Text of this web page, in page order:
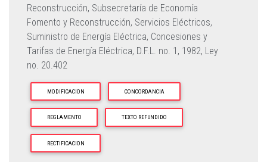
Reconstrucción, Subsecretaría de Economía
Fomento y Reconstrucción, Servicios Eléctricos,
Suministro de Energía Eléctrica, Concesiones y
Tarifas de Energía Eléctrica, D.F.L. no. 1, 1982, Ley
no. 20.402
MODIFICACION CONCORDANCIA
REGLAMENTO TEXTO REFUNDIDO
RECTIFICACION